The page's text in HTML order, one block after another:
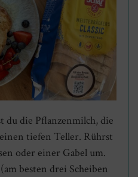
du die Pflanzenmilch, die
tiefen Teller. Rührst
oder einer Gabel um.
besten drei Scheiben